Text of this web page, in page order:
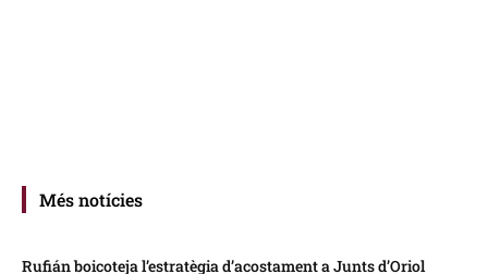
Més notícies
Rufián boicoteja l’estratègia d’acostament a Junts d’Oriol